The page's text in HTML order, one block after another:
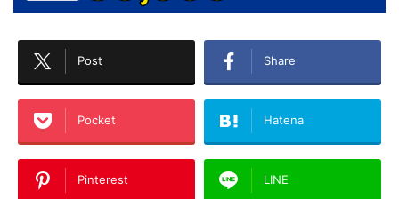
Post Share
Pocket Hatena
Pinterest LINE